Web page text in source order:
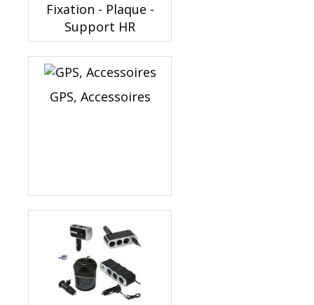
Fixation - Plaque -
Support HR
GPS, Accessoires